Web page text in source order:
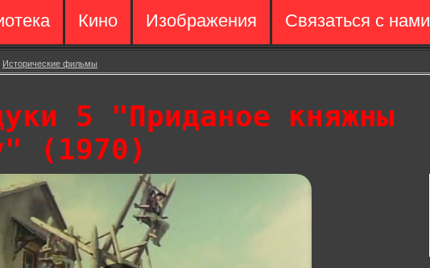
Кино Изображения Связаться с нами
Исторические фильмы
5 "Приданое княжны
(1970)